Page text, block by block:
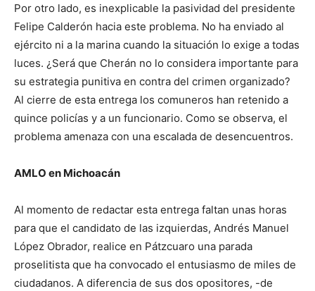
Por otro lado, es inexplicable la pasividad del presidente
Felipe Calderón hacia este problema. No ha enviado al
ejército ni a la marina cuando la situación lo exige a todas
luces. ¿Será que Cherán no lo considera importante para
su estrategia punitiva en contra del crimen organizado?
Al cierre de esta entrega los comuneros han retenido a
quince policías y a un funcionario. Como se observa, el
problema amenaza con una escalada de desencuentros.
AMLO en Michoacán
Al momento de redactar esta entrega faltan unas horas
para que el candidato de las izquierdas, Andrés Manuel
López Obrador, realice en Pátzcuaro una parada
proselitista que ha convocado el entusiasmo de miles de
ciudadanos. A diferencia de sus dos opositores, -de